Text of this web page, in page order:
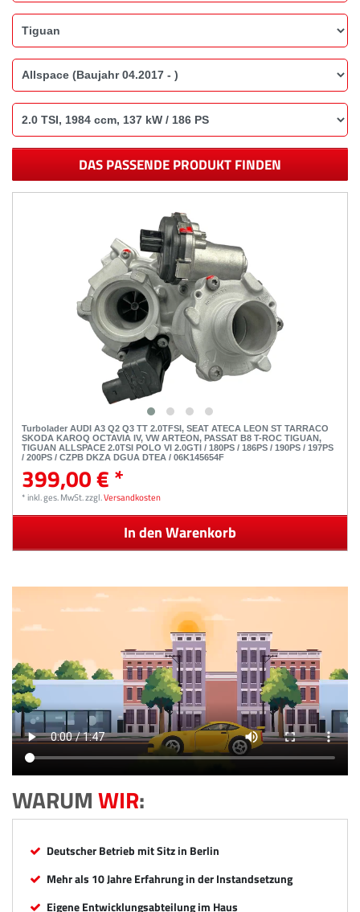
DAS PASSENDE PRODUKT FINDEN
Turbolader AUDI A3 Q2 Q3 TT 2.0TFSI, SEAT ATECA LEON ST TARRACO
SKODA KAROQ OCTAVIA IV, VW ARTEON, PASSAT B8 T-ROC TIGUAN,
TIGUAN ALLSPACE 2.0TSI POLO VI 2.0GTI / 180PS / 186PS / 190PS / 197PS
/ 200PS / CZPB DKZA DGUA DTEA / 06K145654F
399,00 € *
*inkl. ges. MwSt.zzgl.Versandkosten
In den Warenkorb
WARUMWIR:
Deutscher Betrieb mit Sitz in Berlin
Mehr als 10 Jahre Erfahrung in der Instandsetzung
Eigene Entwicklungsabteilung im Haus